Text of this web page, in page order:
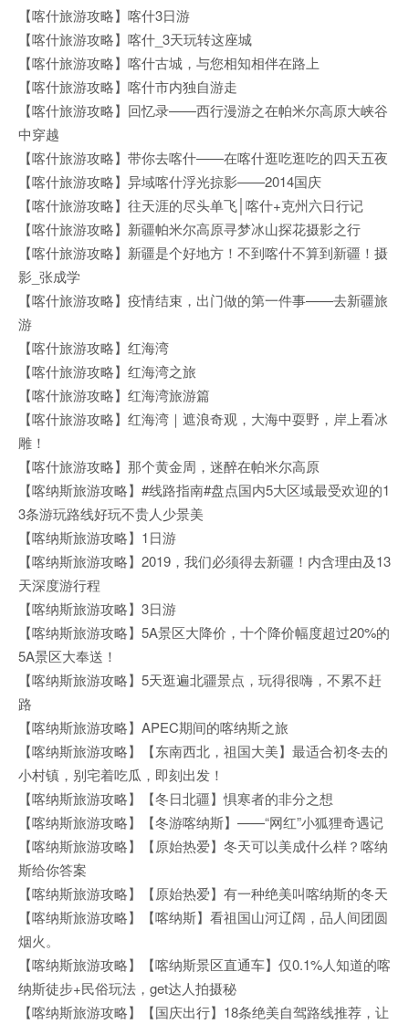
【喀什旅游攻略】喀什3日游
【喀什旅游攻略】喀什_3天玩转这座城
【喀什旅游攻略】喀什古城，与您相知相伴在路上
【喀什旅游攻略】喀什市内独自游走
【喀什旅游攻略】回忆录——西行漫游之在帕米尔高原大峡谷
中穿越
【喀什旅游攻略】带你去喀什——在喀什逛吃逛吃的四天五夜
【喀什旅游攻略】异域喀什浮光掠影——2014国庆
【喀什旅游攻略】往天涯的尽头单飞│喀什+克州六日行记
【喀什旅游攻略】新疆帕米尔高原寻梦冰山探花摄影之行
【喀什旅游攻略】新疆是个好地方！不到喀什不算到新疆！摄
影_张成学
【喀什旅游攻略】疫情结束，出门做的第一件事——去新疆旅
游
【喀什旅游攻略】红海湾
【喀什旅游攻略】红海湾之旅
【喀什旅游攻略】红海湾旅游篇
【喀什旅游攻略】红海湾｜遮浪奇观，大海中耍野，岸上看冰
雕！
【喀什旅游攻略】那个黄金周，迷醉在帕米尔高原
【喀纳斯旅游攻略】#线路指南#盘点国内5大区域最受欢迎的1
3条游玩路线好玩不贵人少景美
【喀纳斯旅游攻略】1日游
【喀纳斯旅游攻略】2019，我们必须得去新疆！内含理由及13
天深度游行程
【喀纳斯旅游攻略】3日游
【喀纳斯旅游攻略】5A景区大降价，十个降价幅度超过20%的
5A景区大奉送！
【喀纳斯旅游攻略】5天逛遍北疆景点，玩得很嗨，不累不赶
路
【喀纳斯旅游攻略】APEC期间的喀纳斯之旅
【喀纳斯旅游攻略】【东南西北，祖国大美】最适合初冬去的
小村镇，别宅着吃瓜，即刻出发！
【喀纳斯旅游攻略】【冬日北疆】惧寒者的非分之想
【喀纳斯旅游攻略】【冬游喀纳斯】——“网红”小狐狸奇遇记
【喀纳斯旅游攻略】【原始热爱】冬天可以美成什么样？喀纳
斯给你答案
【喀纳斯旅游攻略】【原始热爱】有一种绝美叫喀纳斯的冬天
【喀纳斯旅游攻略】【喀纳斯】看祖国山河辽阔，品人间团圆
烟火。
【喀纳斯旅游攻略】【喀纳斯景区直通车】仅0.1%人知道的喀
纳斯徒步+民俗玩法，get达人拍摄秘
【喀纳斯旅游攻略】【国庆出行】18条绝美自驾路线推荐，让